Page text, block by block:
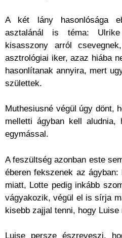
A két lány hasonlósága
asztalánál is téma:
kisasszony arról
asztrológiai iker, azaz hiába
hasonlítanak annyira, mert
születtek.
Muthesiusné végül úgy dönt,
melletti ágyban kell aludnia,
egymással.
A feszültség azonban este
éberen fekszenek az
miatt, Lotte pedig inkább
vágyakozik, végül el is sírja
kisebb zajjal tenni, hogy Luise
Luise persze észreveszi,